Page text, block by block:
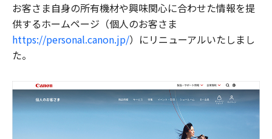
お客さま自身の所有機材や興味関心に合わせた情報を提
供するホームページ（個人のお客さま
https://personal.canon.jp/）にリニューアルいたしまし
た。